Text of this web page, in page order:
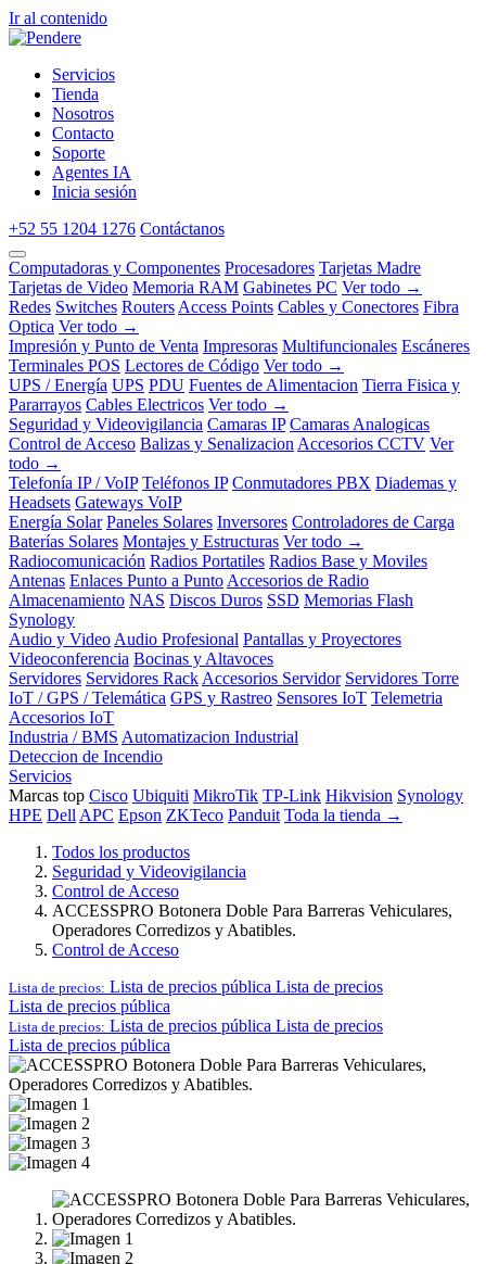
Ir al contenido
Servicios
Tienda
Nosotros
Contacto
Soporte
Agentes IA
Inicia sesión
+52 55 1204 1276 Contáctanos
Computadoras y Componentes Procesadores Tarjetas Madre
Tarjetas de Video Memoria RAM Gabinetes PC Ver todo →
Redes Switches Routers Access Points Cables y Conectores Fibra
Optica Ver todo →
Impresión y Punto de Venta Impresoras Multifuncionales Escáneres
Terminales POS Lectores de Código Ver todo →
UPS / Energía UPS PDU Fuentes de Alimentacion Tierra Fisica y
Pararrayos Cables Electricos Ver todo →
Seguridad y Videovigilancia Camaras IP Camaras Analogicas
Control de Acceso Balizas y Senalizacion Accesorios CCTV Ver
todo →
Telefonía IP / VoIP Teléfonos IP Conmutadores PBX Diademas y
Headsets Gateways VoIP
Energía Solar Paneles Solares Inversores Controladores de Carga
Baterías Solares Montajes y Estructuras Ver todo →
Radiocomunicación Radios Portatiles Radios Base y Moviles
Antenas Enlaces Punto a Punto Accesorios de Radio
Almacenamiento NAS Discos Duros SSD Memorias Flash
Synology
Audio y Video Audio Profesional Pantallas y Proyectores
Videoconferencia Bocinas y Altavoces
Servidores Servidores Rack Accesorios Servidor Servidores Torre
IoT / GPS / Telemática GPS y Rastreo Sensores IoT Telemetria
Accesorios IoT
Industria / BMS Automatizacion Industrial
Deteccion de Incendio
Servicios
Marcas top Cisco Ubiquiti MikroTik TP-Link Hikvision Synology
HPE Dell APC Epson ZKTeco Panduit Toda la tienda →
Todos los productos
Seguridad y Videovigilancia
Control de Acceso
ACCESSPRO Botonera Doble Para Barreras Vehiculares,
Operadores Corredizos y Abatibles.
Control de Acceso
Lista de precios: Lista de precios pública Lista de precios
Lista de precios pública
Lista de precios: Lista de precios pública Lista de precios
Lista de precios pública